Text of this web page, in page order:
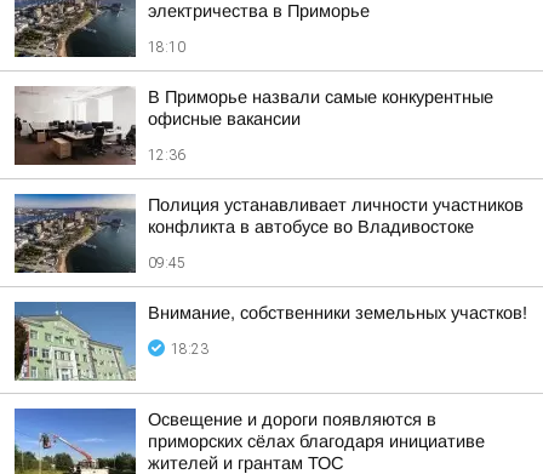
электричества в Приморье
18:10
В Приморье назвали самые конкурентные
офисные вакансии
12:36
Полиция устанавливает личности участников
конфликта в автобусе во Владивостоке
09:45
Внимание, собственники земельных участков!
18:23
Освещение и дороги появляются в
приморских сёлах благодаря инициативе
жителей и грантам ТОС